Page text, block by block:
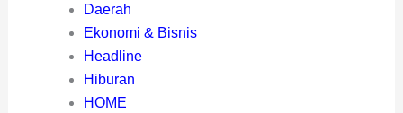
Daerah
Ekonomi & Bisnis
Headline
Hiburan
HOME